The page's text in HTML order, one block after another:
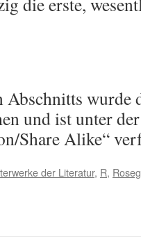
Abschnitts wurde
und ist unter
Share Alike“
der Literatur, R,